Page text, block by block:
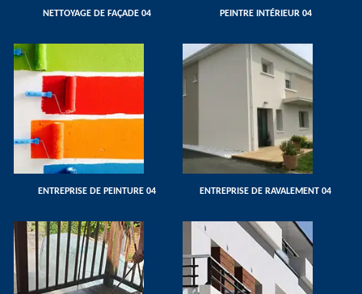
NETTOYAGE DE FAÇADE 04 PEINTRE INTÉRIEUR 04
ENTREPRISE DE PEINTURE 04 ENTREPRISE DE RAVALEMENT 04